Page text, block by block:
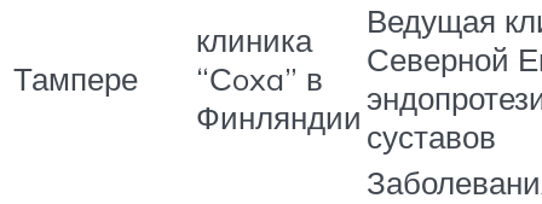
Тампере
клиника
“Сoxa” в
Финляндии
Ведущая
Северной
суставов